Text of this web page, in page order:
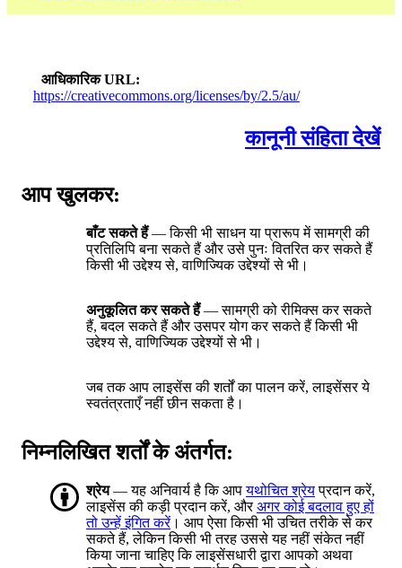
आधिकारिक URL
https://creativecommons.org/licenses/by/2.5/au/
कानूनी संहिता देखें
आप खुलकर:
बाँट सकते हैं— किसी भी साधन या प्रारूप में सामग्री की
प्रतिलिपि बना सकते हैं और उसे पुनः वितरित कर सकते हैं
किसी भी उद्देश्य से, वाणिज्यिक उद्देश्यों से भी।
अनुकूलित कर सकते हैं— सामग्री को रीमिक्स कर सकते
हैं, बदल सकते हैं और उसपर योग कर सकते हैं किसी भी
उद्देश्य से, वाणिज्यिक उद्देश्यों से भी।
जब तक आप लाइसेंस की शर्तों का पालन करें, लाइसेंसर ये
स्वतंत्रताएँ नहीं छीन सकता है।
निम्नलिखित शर्तों के अंतर्गत:
श्रेय— यह अनिवार्य है कि आपयथोचित श्रेयप्रदान करें,
लाइसेंस की कड़ी प्रदान करें, औरअगर कोई बदलाव हुए हों
तो उन्हें इंगित करें। आप ऐसा किसी भी उचित तरीके से कर
सकते हैं, लेकिन किसी भी तरह उससे यह नहीं संकेत नहीं
किया जाना चाहिए कि लाइसेंसधारी द्वारा आपको अथवा